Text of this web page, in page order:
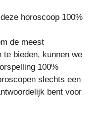
horoscoop 100%
de meest
te bieden, kunnen we
100%
slechts een
bent voor